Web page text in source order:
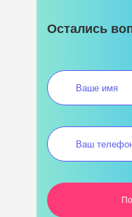
Остались